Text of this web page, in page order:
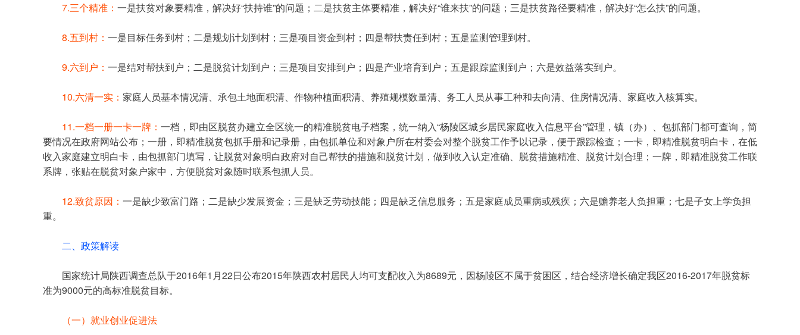
7.三个精准： 一是扶贫对象要精准，解决好“扶持谁”的问题；二是扶贫主体要精准，解决好“谁来扶”的问题；三是扶贫路径要精准，解决好“怎么扶”的问题。
8.五到村： 一是目标任务到村；二是规划计划到村；三是项目资金到村；四是帮扶责任到村；五是监测管理到村。
9.六到户： 一是结对帮扶到户；二是脱贫计划到户；三是项目安排到户；四是产业培育到户；五是跟踪监测到户；六是效益落实到户。
10.六清一实： 家庭人员基本情况清、承包土地面积清、作物种植面积清、养殖规模数量清、务工人员从事工种和去向清、住房情况清、家庭收入核算实。
11.一档一册一卡一牌： 一档，即由区脱贫办建立全区统一的精准脱贫电子档案，统一纳入“杨陵区城乡居民家庭收入信息平台”管理，镇（办）、包抓部门都可查询，简
要情况在政府网站公布；一册，即精准脱贫包抓手册和记录册，由包抓单位和对象户所在村委会对整个脱贫工作予以记录，便于跟踪检查；一卡，即精准脱贫明白卡，在低
收入家庭建立明白卡，由包抓部门填写，让脱贫对象明白政府对自己帮扶的措施和脱贫计划，做到收入认定准确、脱贫措施精准、脱贫计划合理；一牌，即精准脱贫工作联
系牌，张贴在脱贫对象户家中，方便脱贫对象随时联系包抓人员。
12.致贫原因： 一是缺少致富门路；二是缺少发展资金；三是缺乏劳动技能；四是缺乏信息服务；五是家庭成员重病或残疾；六是赡养老人负担重；七是子女上学负担
重。
二、政策解读
准为9000元的高标准脱贫目标。
（一）就业创业促进法